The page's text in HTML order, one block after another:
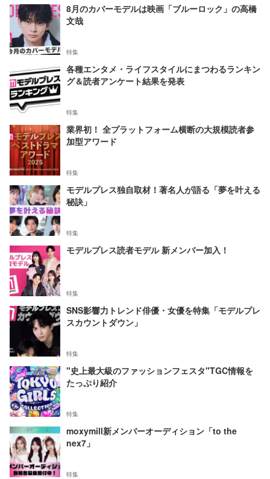
8月のカバーモデルは映画「ブルーロック」の高橋
文哉
特集
各種エンタメ・ライフスタイルにまつわるランキン
グ＆読者アンケート結果を発表
特集
業界初！ 全プラットフォーム横断の大規模読者参
加型アワード
特集
モデルプレス独自取材！著名人が語る「夢を叶える
秘訣」
特集
モデルプレス読者モデル 新メンバー加入！
特集
SNS影響力トレンド俳優・女優を特集「モデルプレ
スカウントダウン」
特集
"史上最大級のファッションフェスタ"TGC情報を
たっぷり紹介
特集
moxymill新メンバーオーディション「to the
nex7」
特集